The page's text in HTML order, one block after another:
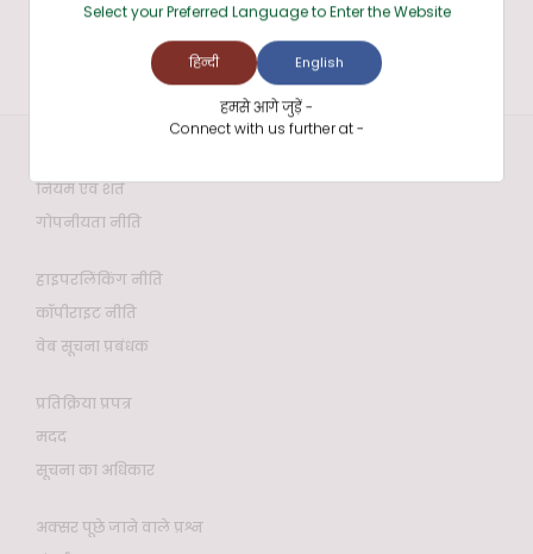
नियम एवं शर्तें
गोपनीयता नीति
हाइपरलिंकिंग नीति
कॉपीराइट नीति
वेब सूचना प्रबंधक
प्रतिक्रिया प्रपत्र
मदद
सूचना का अधिकार
अक्सर पूछे जाने वाले प्रश्न
Select your Preferred Language to Enter the Website
हिन्दी English
हमसे आगे जुड़ें -
Connect with us further at -